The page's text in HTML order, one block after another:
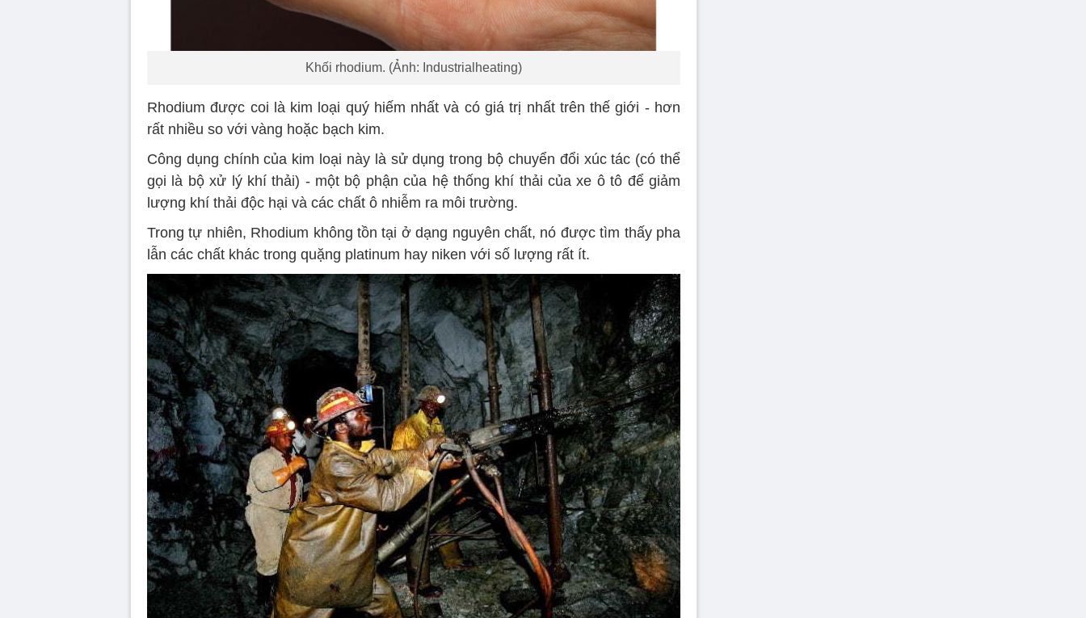
Khối rhodium. (Ảnh: Industrialheating)
Rhodium được coi là kim loại quý hiếm nhất và có giá trị nhất trên thế giới - hơn
rất nhiều so với vàng hoặc bạch kim.
Công dụng chính của kim loại này là sử dụng trong bộ chuyển đổi xúc tác (có thể
gọi là bộ xử lý khí thải) - một bộ phận của hệ thống khí thải của xe ô tô để giảm
lượng khí thải độc hại và các chất ô nhiễm ra môi trường.
Trong tự nhiên, Rhodium không tồn tại ở dạng nguyên chất, nó được tìm thấy pha
lẫn các chất khác trong quặng platinum hay niken với số lượng rất ít.